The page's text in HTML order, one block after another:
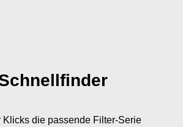
Klicks die passende Filter-Serie